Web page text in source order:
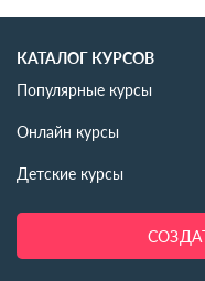
КАТАЛОГ КУРСОВ
Популярные курсы
Онлайн курсы
Детские курсы